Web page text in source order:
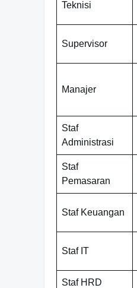
Teknisi
Supervisor
Manajer
Staf
Administrasi
Staf
Pemasaran
Staf Keuangan
Staf IT
Staf HRD